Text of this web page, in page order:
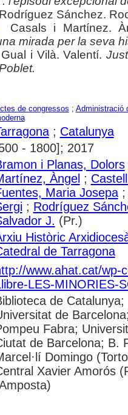
Sánchez.
Casals i Martínez.
mirada per la seva
Gual i Vilà. Valentí.
de congressos ; Administració
; Catalunya
- 1800]; 2017
i Planas, Dolors
Àngel ;
Maria Josepa
; Rodríguez
J. (Pr.)
Històric
de Tarragona
www.ahat.cat/wp-
LES-MINORIES-
de
de
Fabra;
de Barcelona; B.
Domingo
Xavier Amorós